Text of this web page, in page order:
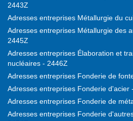
2443Z
Adresses entreprises Métallurgie du
Adresses entreprises Métallurgie des
2445Z
Adresses entreprises Élaboration et
nucléaires - 2446Z
Adresses entreprises Fonderie de
Adresses entreprises Fonderie d'acier
Adresses entreprises Fonderie de
Adresses entreprises Fonderie